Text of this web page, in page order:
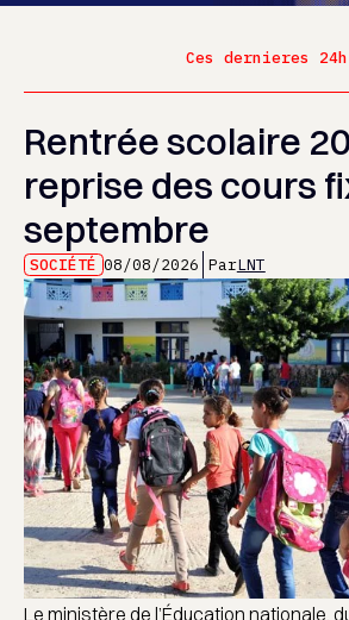
Ces dernieres 24h
Rentrée scolaire
reprise des cours
septembre
SOCIÉTÉ 08/08/2026 ParLNT
Le ministère de l’Éducation nationale,